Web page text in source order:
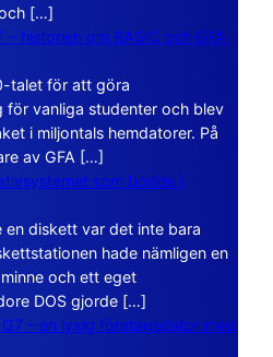
[…]
historien om BASIC och GFA
talet för att göra
för vanliga studenter och blev
i miljontals hemdatorer. På
av GFA […]
som bodde i
diskett var det inte bara
hade nämligen en
och ett eget
DOS gjorde […]
– en lyxig företagsdator med